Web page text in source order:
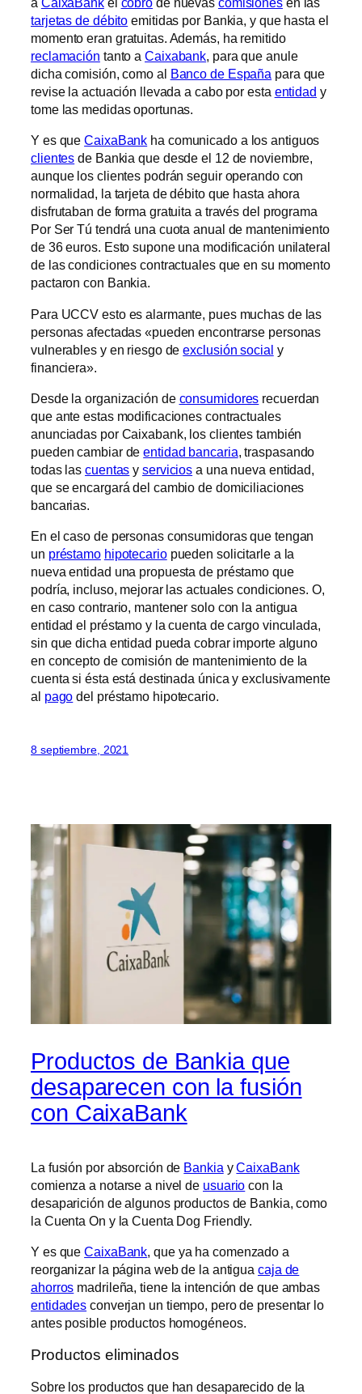
tarjetas de débito emitidas por Bankia, y que hasta el
momento eran gratuitas. Además, ha remitido
reclamación tanto aCaixabank, para que anule
dicha comisión, como al Banco de España para que
revise la actuación llevada a cabo por esta entidad y
tome las medidas oportunas.
Y es queCaixaBank ha comunicado a los antiguos
clientes de Bankia que desde el 12 de noviembre,
aunque los clientes podrán seguir operando con
normalidad, la tarjeta de débito que hasta ahora
disfrutaban de forma gratuita a través del programa
Por Ser Tú tendrá una cuota anual de mantenimiento
de 36 euros. Esto supone una modificación unilateral
de las condiciones contractuales que en su momento
pactaron con Bankia.
Para UCCV esto es alarmante, pues muchas de las
personas afectadas «pueden encontrarse personas
vulnerables y en riesgo deexclusión social y
financiera».
Desde la organización de consumidores recuerdan
que ante estas modificaciones contractuales
anunciadas por Caixabank, los clientes también
pueden cambiar deentidad bancaria, traspasando
todas lascuentas yservicios a una nueva entidad,
que se encargará del cambio de domiciliaciones
bancarias.
En el caso de personas consumidoras que tengan
un préstamo hipotecariopueden solicitarle a la
nueva entidad una propuesta de préstamo que
podría, incluso, mejorar las actuales condiciones. O,
en caso contrario, mantener solo con la antigua
entidad el préstamo y la cuenta de cargo vinculada,
sin que dicha entidad pueda cobrar importe alguno
en concepto de comisión de mantenimiento de la
cuenta si ésta está destinada única y exclusivamente
al pago del préstamo hipotecario.
8 septiembre, 2021
Productos de Bankia que
desaparecen con la fusión
con CaixaBank
La fusión por absorción de Bankia yCaixaBank
comienza a notarse a nivel de usuario con la
desaparición de algunos productos de Bankia, como
la Cuenta On y la Cuenta Dog Friendly.
Y es queCaixaBank, que ya ha comenzado a
reorganizar la página web de la antigua caja de
ahorros madrileña, tiene la intención de que ambas
entidades converjan un tiempo, pero de presentar lo
antes posible productos homogéneos.
Productos eliminados
Sobre los productos que han desaparecido de la